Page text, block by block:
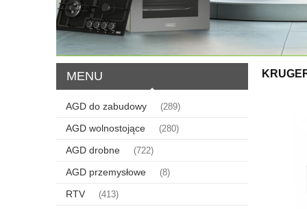
MENU
AGD do zabudowy (289)
AGD wolnostojące (280)
AGD drobne (722)
AGD przemysłowe (8)
RTV (413)